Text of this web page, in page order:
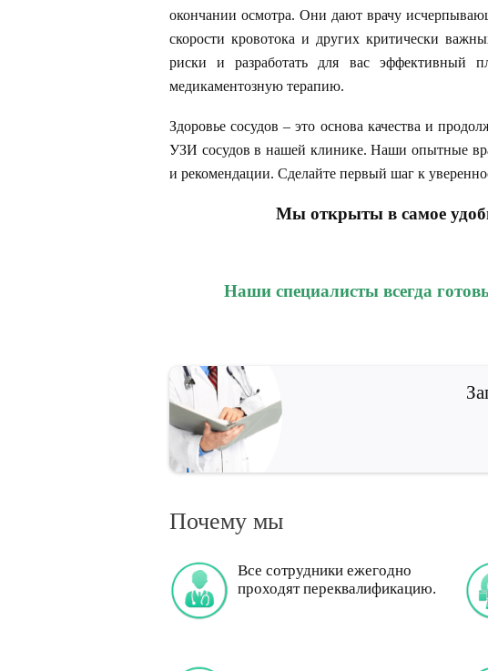
окончании осмотра. Они дают врачу
скорости кровотока и других критически
риски и разработать для вас эффективный
медикаментозную терапию.
Здоровье сосудов – это основа качества и
УЗИ сосудов в нашей клинике. Наши опытные
и рекомендации. Сделайте первый шаг к
Мы открыты в самое
Наши специалисты всегда
Почему мы
Все сотрудники ежегодно
проходят переквалификацию.